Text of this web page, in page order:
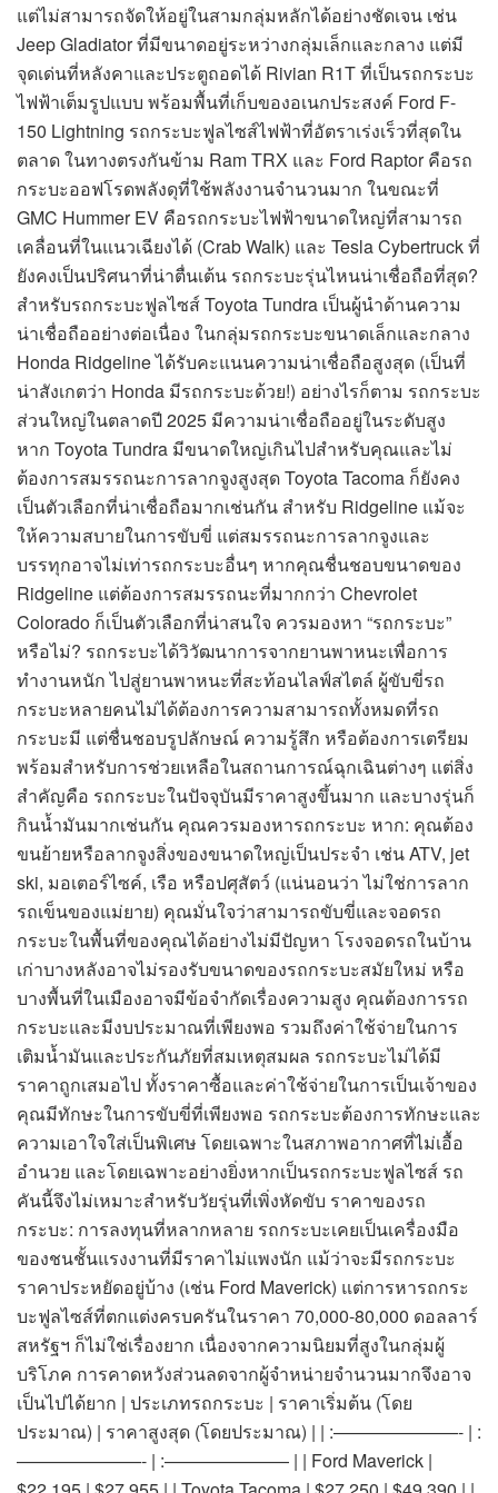
แต่ไม่สามารถจัดให้อยู่ในสามกลุ่มหลักได้อย่างชัดเจน เช่น
Jeep Gladiator ที่มีขนาดอยู่ระหว่างกลุ่มเล็กและกลาง แต่มี
จุดเด่นที่หลังคาและประตูถอดได้ Rivian R1T ที่เป็นรถกระบะ
ไฟฟ้าเต็มรูปแบบ พร้อมพื้นที่เก็บของอเนกประสงค์ Ford F-
150 Lightning รถกระบะฟูลไซส์ไฟฟ้าที่อัตราเร่งเร็วที่สุดใน
ตลาด ในทางตรงกันข้าม Ram TRX และ Ford Raptor คือรถ
กระบะออฟโรดพลังดุที่ใช้พลังงานจำนวนมาก ในขณะที่
GMC Hummer EV คือรถกระบะไฟฟ้าขนาดใหญ่ที่สามารถ
เคลื่อนที่ในแนวเฉียงได้ (Crab Walk) และ Tesla Cybertruck ที่
ยังคงเป็นปริศนาที่น่าตื่นเต้น รถกระบะรุ่นไหนน่าเชื่อถือที่สุด?
สำหรับรถกระบะฟูลไซส์ Toyota Tundra เป็นผู้นำด้านความ
น่าเชื่อถืออย่างต่อเนื่อง ในกลุ่มรถกระบะขนาดเล็กและกลาง
Honda Ridgeline ได้รับคะแนนความน่าเชื่อถือสูงสุด (เป็นที่
น่าสังเกตว่า Honda มีรถกระบะด้วย!) อย่างไรก็ตาม รถกระบะ
ส่วนใหญ่ในตลาดปี 2025 มีความน่าเชื่อถืออยู่ในระดับสูง
หาก Toyota Tundra มีขนาดใหญ่เกินไปสำหรับคุณและไม่
ต้องการสมรรถนะการลากจูงสูงสุด Toyota Tacoma ก็ยังคง
เป็นตัวเลือกที่น่าเชื่อถือมากเช่นกัน สำหรับ Ridgeline แม้จะ
ให้ความสบายในการขับขี่ แต่สมรรถนะการลากจูงและ
บรรทุกอาจไม่เท่ารถกระบะอื่นๆ หากคุณชื่นชอบขนาดของ
Ridgeline แต่ต้องการสมรรถนะที่มากกว่า Chevrolet
Colorado ก็เป็นตัวเลือกที่น่าสนใจ ควรมองหา “รถกระบะ”
หรือไม่? รถกระบะได้วิวัฒนาการจากยานพาหนะเพื่อการ
ทำงานหนัก ไปสู่ยานพาหนะที่สะท้อนไลฟ์สไตล์ ผู้ขับขี่รถ
กระบะหลายคนไม่ได้ต้องการความสามารถทั้งหมดที่รถ
กระบะมี แต่ชื่นชอบรูปลักษณ์ ความรู้สึก หรือต้องการเตรียม
พร้อมสำหรับการช่วยเหลือในสถานการณ์ฉุกเฉินต่างๆ แต่สิ่ง
สำคัญคือ รถกระบะในปัจจุบันมีราคาสูงขึ้นมาก และบางรุ่นก็
กินน้ำมันมากเช่นกัน คุณควรมองหารถกระบะ หาก: คุณต้อง
ขนย้ายหรือลากจูงสิ่งของขนาดใหญ่เป็นประจำ เช่น ATV, jet
ski, มอเตอร์ไซค์, เรือ หรือปศุสัตว์ (แน่นอนว่า ไม่ใช่การลาก
รถเข็นของแม่ยาย) คุณมั่นใจว่าสามารถขับขี่และจอดรถ
กระบะในพื้นที่ของคุณได้อย่างไม่มีปัญหา โรงจอดรถในบ้าน
เก่าบางหลังอาจไม่รองรับขนาดของรถกระบะสมัยใหม่ หรือ
บางพื้นที่ในเมืองอาจมีข้อจำกัดเรื่องความสูง คุณต้องการรถ
กระบะและมีงบประมาณที่เพียงพอ รวมถึงค่าใช้จ่ายในการ
เติมน้ำมันและประกันภัยที่สมเหตุสมผล รถกระบะไม่ได้มี
ราคาถูกเสมอไป ทั้งราคาซื้อและค่าใช้จ่ายในการเป็นเจ้าของ
คุณมีทักษะในการขับขี่ที่เพียงพอ รถกระบะต้องการทักษะและ
ความเอาใจใส่เป็นพิเศษ โดยเฉพาะในสภาพอากาศที่ไม่เอื้อ
อำนวย และโดยเฉพาะอย่างยิ่งหากเป็นรถกระบะฟูลไซส์ รถ
คันนี้จึงไม่เหมาะสำหรับวัยรุ่นที่เพิ่งหัดขับ ราคาของรถ
กระบะ: การลงทุนที่หลากหลาย รถกระบะเคยเป็นเครื่องมือ
ของชนชั้นแรงงานที่มีราคาไม่แพงนัก แม้ว่าจะมีรถกระบะ
ราคาประหยัดอยู่บ้าง (เช่น Ford Maverick) แต่การหารถกระ
บะฟูลไซส์ที่ตกแต่งครบครันในราคา 70,000-80,000 ดอลลาร์
สหรัฐฯ ก็ไม่ใช่เรื่องยาก เนื่องจากความนิยมที่สูงในกลุ่มผู้
บริโภค การคาดหวังส่วนลดจากผู้จำหน่ายจำนวนมากจึงอาจ
เป็นไปได้ยาก | ประเภทรถกระบะ | ราคาเริ่มต้น (โดย
ประมาณ) | ราคาสูงสุด (โดยประมาณ) | | :———————- | :
———————- | :——————— | | Ford Maverick |